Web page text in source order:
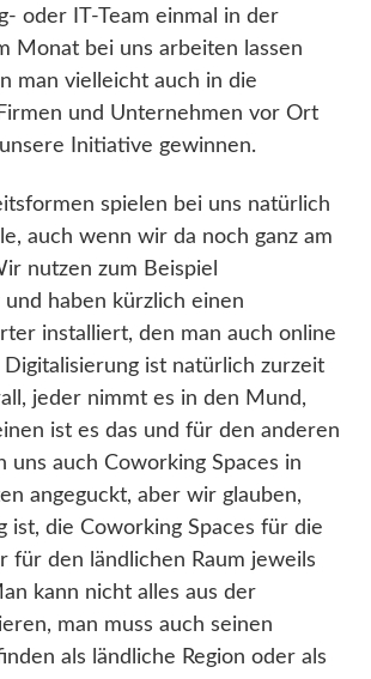
oder IT-Team einmal in der
Monat bei uns arbeiten lassen
man vielleicht auch in die
und Unternehmen vor Ort
Initiative gewinnen.
spielen bei uns natürlich
auch wenn wir da noch ganz am
nutzen zum Beispiel
haben kürzlich einen
installiert, den man auch online
ist natürlich zurzeit
jeder nimmt es in den Mund,
ist es das und für den anderen
uns auch Coworking Spaces in
angeguckt, aber wir glauben,
ist, die Coworking Spaces für die
für den ländlichen Raum jeweils
kann nicht alles aus der
man muss auch seinen
als ländliche Region oder als